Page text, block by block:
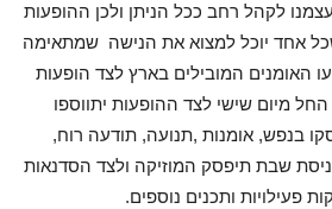
לקהל רחב ככל הניתן ולכן ההופעות
שכל אחד יוכל למצוא את הנישה שמתאימה
האומנים המובילים בארץ לצד הופעות
החל מיום שישי לצד ההופעות יתווספו
בנפש, אומנות ,תנועה, תודעה רוח,
שבת תיפסק המוזיקה ולצד הסדנאות
פעילויות ותכנים נוספים.